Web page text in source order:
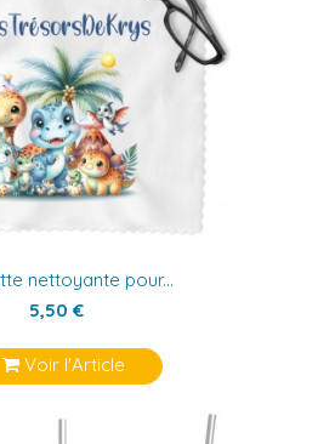
nettoyante pour...
5,50 €
Voir l'Article